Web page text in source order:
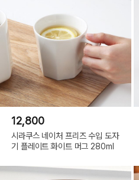
12,800
시라쿠스 네이처 프리즈 수입 도자
기 플레이트 화이트 머그 280ml